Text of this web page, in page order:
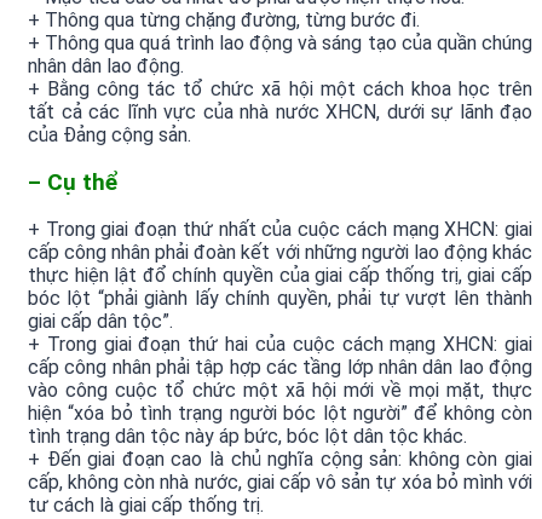
+ Thông qua từng chặng đường, từng bước đi.
+ Thông qua quá trình lao động và sáng tạo của quần chúng
nhân dân lao động.
+ Bằng công tác tổ chức xã hội một cách khoa học trên
tất cả các lĩnh vực của nhà nước XHCN, dưới sự lãnh đạo
của Đảng cộng sản.
– Cụ thể
+ Trong giai đoạn thứ nhất của cuộc cách mạng XHCN: giai
cấp công nhân phải đoàn kết với những người lao động khác
thực hiện lật đổ chính quyền của giai cấp thống trị, giai cấp
bóc lột “phải giành lấy chính quyền, phải tự vượt lên thành
giai cấp dân tộc”.
+ Trong giai đoạn thứ hai của cuộc cách mạng XHCN: giai
cấp công nhân phải tập hợp các tầng lớp nhân dân lao động
vào công cuộc tổ chức một xã hội mới về mọi mặt, thực
hiện “xóa bỏ tình trạng người bóc lột người” để không còn
tình trạng dân tộc này áp bức, bóc lột dân tộc khác.
+ Đến giai đoạn cao là chủ nghĩa cộng sản: không còn giai
cấp, không còn nhà nước, giai cấp vô sản tự xóa bỏ mình với
tư cách là giai cấp thống trị.